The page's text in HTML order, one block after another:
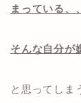
まっている、
そんな自分が
と思ってしま